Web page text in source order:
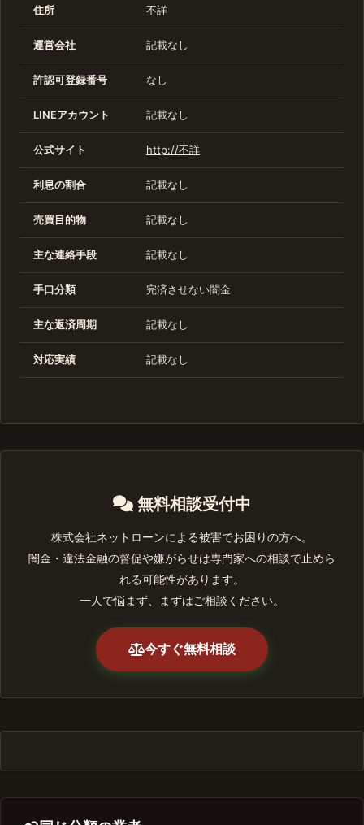
住所 不詳
運営会社 記載なし
許認可登録番号 なし
LINEアカウント 記載なし
公式サイト http://不詳
利息の割合 記載なし
売買目的物 記載なし
主な連絡手段 記載なし
手口分類 完済させない闇金
主な返済周期 記載なし
対応実績 記載なし
無料相談受付中
株式会社ネットローンによる被害でお困りの方へ。
闇金・違法金融の督促や嫌がらせは専門家への相談で止めら
れる可能性があります。
一人で悩まず、まずはご相談ください。
今すぐ無料相談